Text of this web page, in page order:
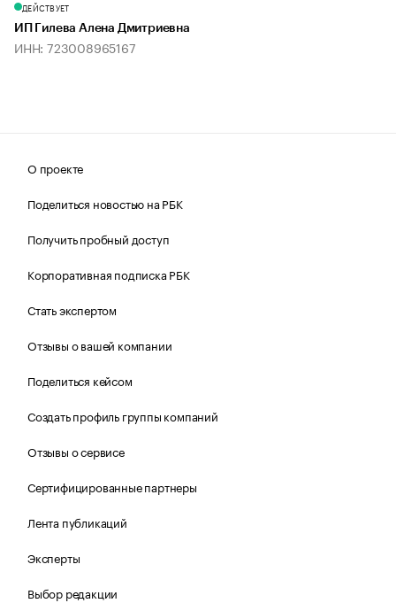
ДЕЙСТВУЕТ
ИП Гилева Алена Дмитриевна
ИНН: 723008965167
О проекте
Поделиться новостью на РБК
Получить пробный доступ
Корпоративная подписка РБК
Стать экспертом
Отзывы о вашей компании
Поделиться кейсом
Создать профиль группы компаний
Отзывы о сервисе
Сертифицированные партнеры
Лента публикаций
Эксперты
Выбор редакции